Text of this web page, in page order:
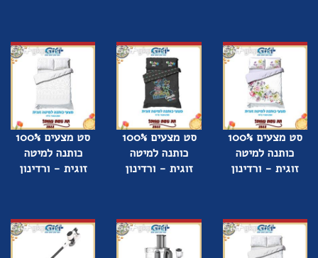
סט מצעים 100%
כותנה למיטה
זוגית - ורדינון
סט מצעים 100%
כותנה למיטה
זוגית - ורדינון
סט מצעים 100%
כותנה למיטה
זוגית - ורדינון